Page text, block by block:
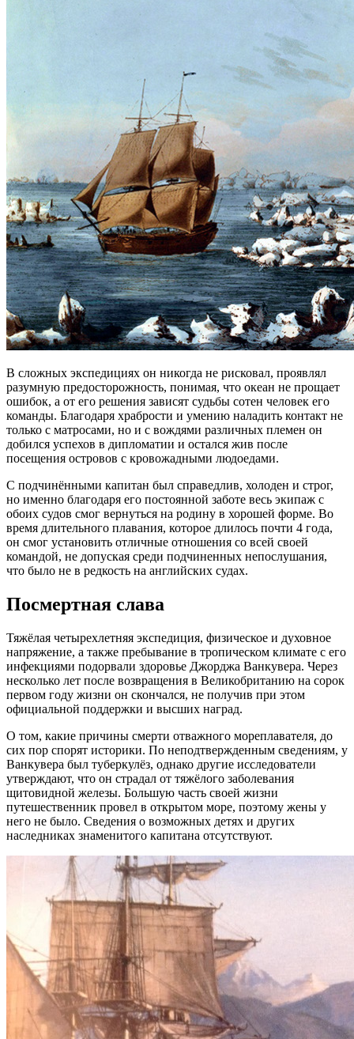
В сложных экспедициях он никогда не рисковал, проявлял
разумную предосторожность, понимая, что океан не прощает
ошибок, а от его решения зависят судьбы сотен человек его
команды. Благодаря храбрости и умению наладить контакт не
только с матросами, но и с вождями различных племен он
добился успехов в дипломатии и остался жив после
посещения островов с кровожадными людоедами.
С подчинёнными капитан был справедлив, холоден и строг,
но именно благодаря его постоянной заботе весь экипаж с
обоих судов смог вернуться на родину в хорошей форме. Во
время длительного плавания, которое длилось почти 4 года,
он смог установить отличные отношения со всей своей
командой, не допуская среди подчиненных непослушания,
что было не в редкость на английских судах.
Посмертная слава
Тяжёлая четырехлетняя экспедиция, физическое и духовное
напряжение, а также пребывание в тропическом климате с его
инфекциями подорвали здоровье Джорджа Ванкувера. Через
несколько лет после возвращения в Великобританию на сорок
первом году жизни он скончался, не получив при этом
официальной поддержки и высших наград.
О том, какие причины смерти отважного мореплавателя, до
сих пор спорят историки. По неподтвержденным сведениям, у
Ванкувера был туберкулёз, однако другие исследователи
утверждают, что он страдал от тяжёлого заболевания
щитовидной железы. Большую часть своей жизни
путешественник провел в открытом море, поэтому жены у
него не было. Сведения о возможных детях и других
наследниках знаменитого капитана отсутствуют.